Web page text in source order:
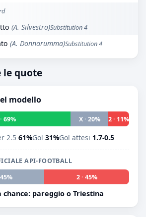
(A. Silvestro)Substitution 4
(A. Donnarumma)Substitution 4
le quote
modello
69% X · 20% 2 · 11%
2.5 61%Gol 31%Gol attesi 1.7-0.5
API-FOOTBALL
2 · 45%
chance: pareggio o Triestina